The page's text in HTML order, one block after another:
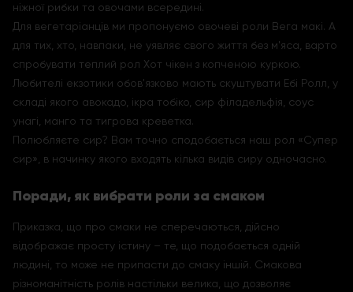
ніжної рибки та овочами всередині.
Для вегетаріанців ми пропонуємо овочеві роли Вега макі. А
для тих, хто, навпаки, не уявляє свого життя без м'яса, варто
спробувати теплий рол Хот чікен з копченою куркою.
Любителі екзотики обов'язково мають скуштувати Ебі Ролл, у
складі якого авокадо, ікра тобіко, сир філадельфія, соус
унагі, манго та тигрова креветка.
Полюбляєте сир? Вам точно сподобається наш рол «Супер
сир», в начинку якого входять кілька видів сиру одночасно.
Поради, як вибрати роли за смаком
Приказка, що про смаки не сперечаються, дійсно
відображає просту істину – те, що подобається одній
людині, то може не припасти до смаку іншій. Смакова
різноманітність ролів настільки велика, що дозволяє